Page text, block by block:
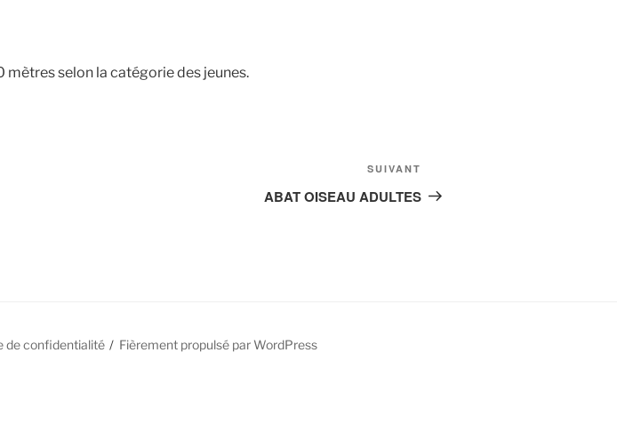
mètres selon la catégorie des jeunes.
suivant
SUIVANT
ABAT OISEAU ADULTES
de confidentialité Fièrement propulsé par WordPress